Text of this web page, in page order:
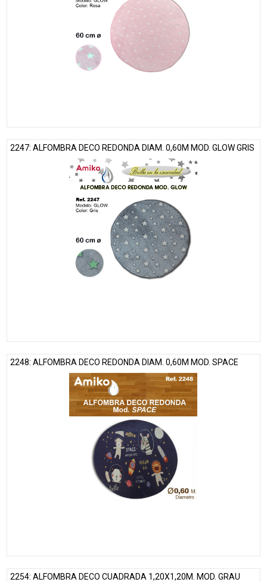
2247: ALFOMBRA DECO REDONDA DIAM. 0,60M MOD. GLOW GRIS
2248: ALFOMBRA DECO REDONDA DIAM. 0,60M MOD. SPACE
2254: ALFOMBRA DECO CUADRADA 1,20X1,20M. MOD. GRAU